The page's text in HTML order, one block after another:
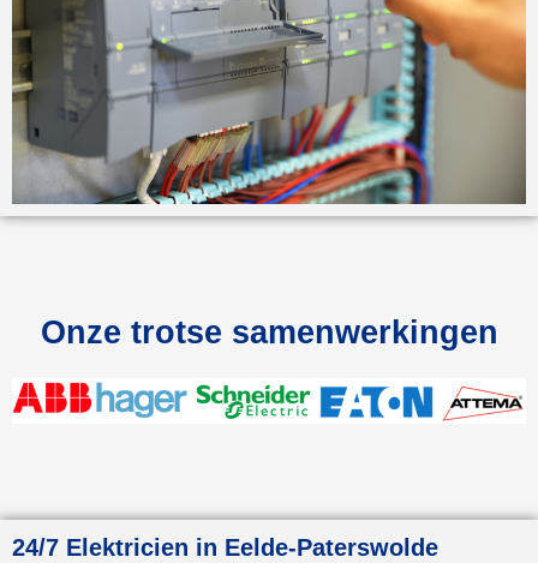
Onze trotse samenwerkingen
24/7 Elektricien in Eelde-Paterswolde